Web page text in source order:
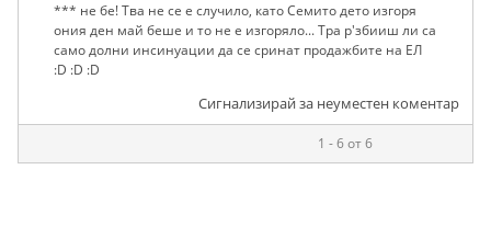
*** не бе! Тва не се е случило, като Семито дето изгоря
ония ден май беше и то не е изгоряло... Тра р'збииш ли са
само долни инсинуации да се сринат продажбите на ЕЛ
:D :D :D
Сигнализирай за неуместен коментар
1 - 6 от 6